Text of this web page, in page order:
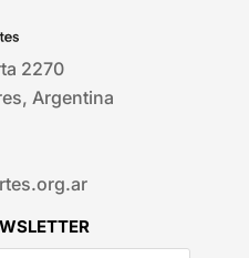
hacia la luz
períodos más luminosos y
arte.